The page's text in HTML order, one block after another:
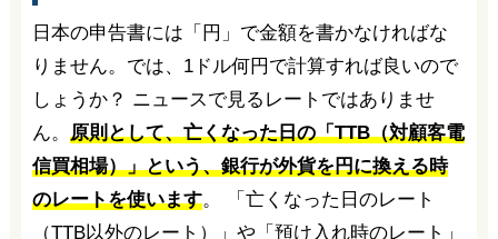
日本の申告書には「円」で金額を書かなければな
りません。では、1ドル何円で計算すれば良いので
しょうか？ ニュースで見るレートではありませ
ん。 原則として、亡くなった日の「TTB（対顧客電
信買相場）」という、銀行が外貨を円に換える時
のレートを使います。 「亡くなった日のレート
（TTB以外のレート）」や「預け入れ時のレート」